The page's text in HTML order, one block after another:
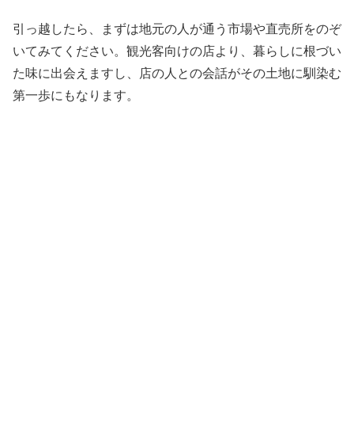
引っ越したら、まずは地元の人が通う市場や直売所をのぞ
いてみてください。観光客向けの店より、暮らしに根づい
た味に出会えますし、店の人との会話がその土地に馴染む
第一歩にもなります。